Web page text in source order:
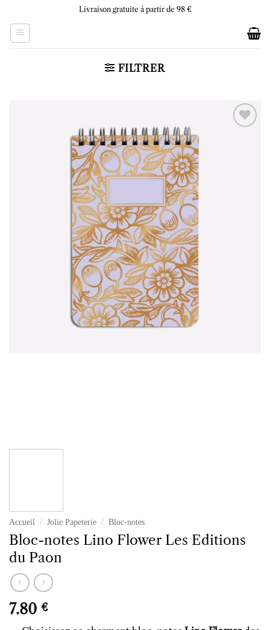
content
Livraison gratuite à partir de 98 €
FILTRER
Accueil / Jolie Papeterie / Bloc-notes
Bloc-notes Lino Flower Les Editions
du Paon
7.80 €